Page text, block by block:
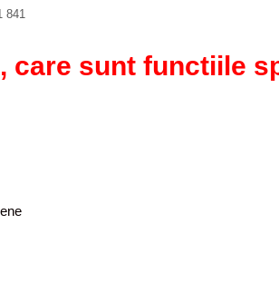
841
care sunt functiile